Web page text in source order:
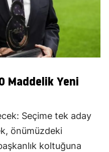
Maddelik Yeni
Seçime tek aday
önümüzdeki
koltuğuna